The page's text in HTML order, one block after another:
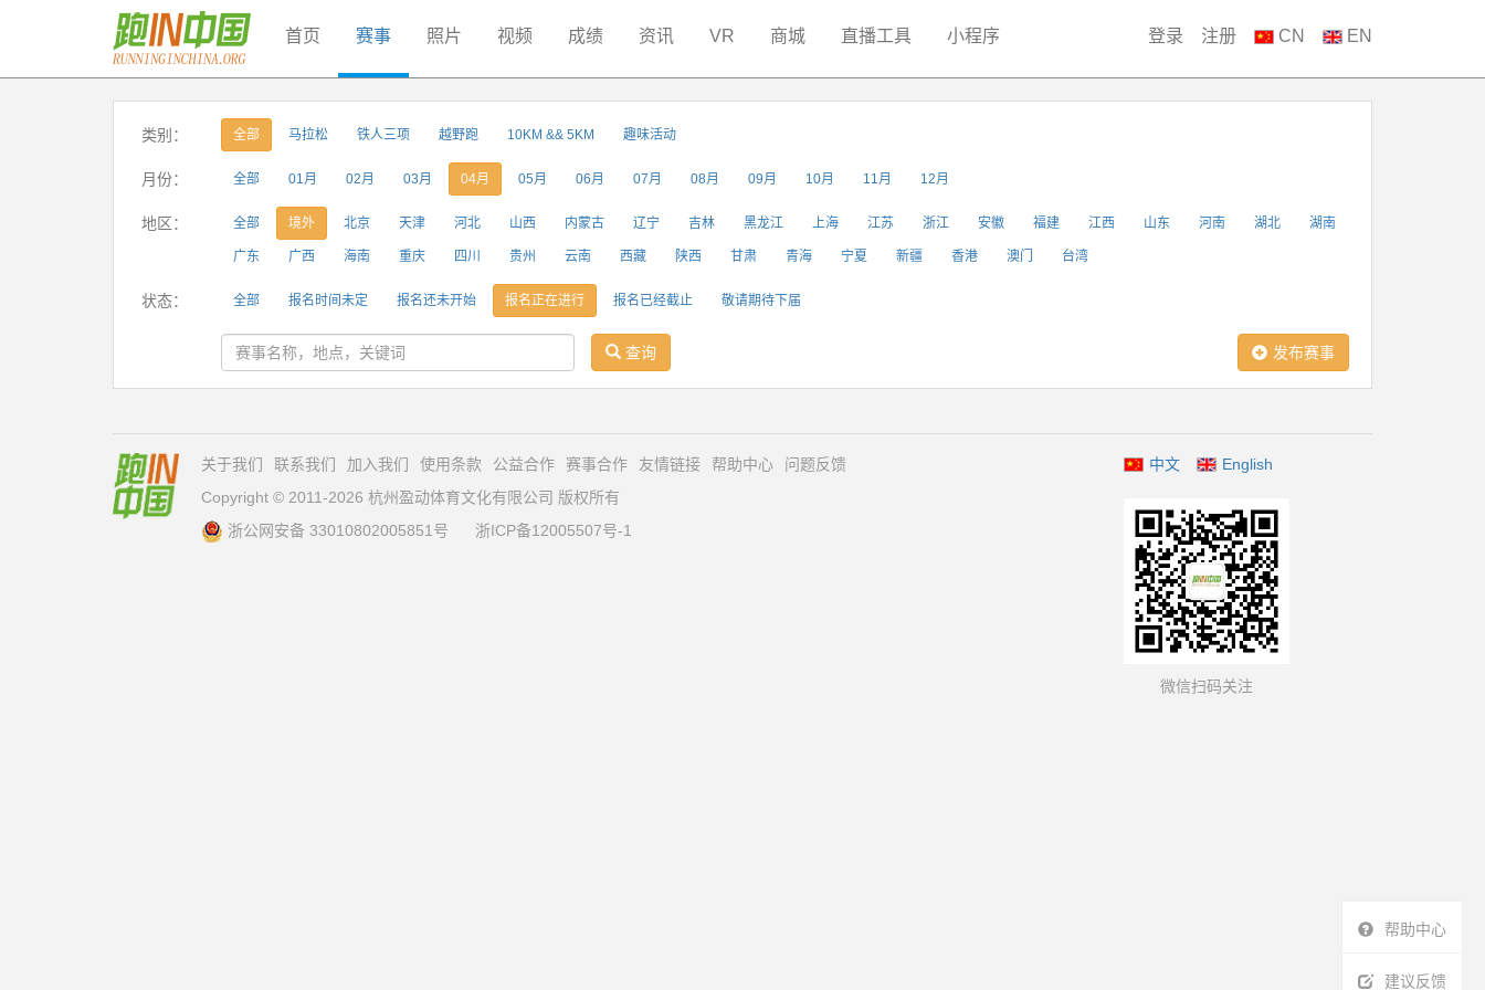
首页 赛事 照片 视频 成绩 资讯 VR 商城 直播工具 小程序 登录 注册 CN EN
类别： 全部 马拉松 铁人三项 越野跑 10KM && 5KM 趣味活动
月份： 全部 01月 02月 03月 04月 05月 06月 07月 08月 09月 10月 11月 12月
地区： 全部 境外 北京 天津 河北 山西 内蒙古 辽宁 吉林 黑龙江 上海 江苏 浙江 安徽 福建 江西 山东 河南 湖北 湖南
广东 广西 海南 重庆 四川 贵州 云南 西藏 陕西 甘肃 青海 宁夏 新疆 香港 澳门 台湾
状态： 全部 报名时间未定 报名还未开始 报名正在进行 报名已经截止 敬请期待下届
查询 发布赛事
帮助中心
建议反馈
关于我们 联系我们 加入我们 使用条款 公益合作 赛事合作 友情链接 帮助中心
问题反馈
Copyright © 2011-2026 杭州盈动体育文化有限公司 版权所有
浙公网安备 33010802005851号
浙ICP备12005507号-1
中文 English
微信扫码关注